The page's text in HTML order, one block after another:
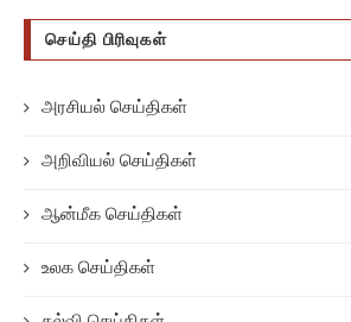
செய்தி பிரிவுகள்
அரசியல் செய்திகள்
அறிவியல் செய்திகள்
ஆன்மீக செய்திகள்
உலக செய்திகள்